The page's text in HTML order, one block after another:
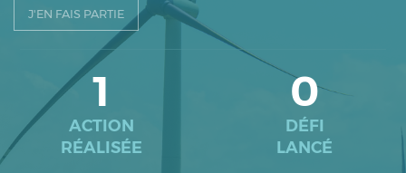
J'EN FAIS PARTIE
1
ACTION
RÉALISÉE
0
DÉFI
LANCÉ